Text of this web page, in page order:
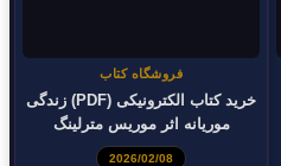
فروشگاه کتاب
خرید کتاب الکترونیکی (PDF) زندگی
موریانه اثر موریس مترلینگ
2026/02/08